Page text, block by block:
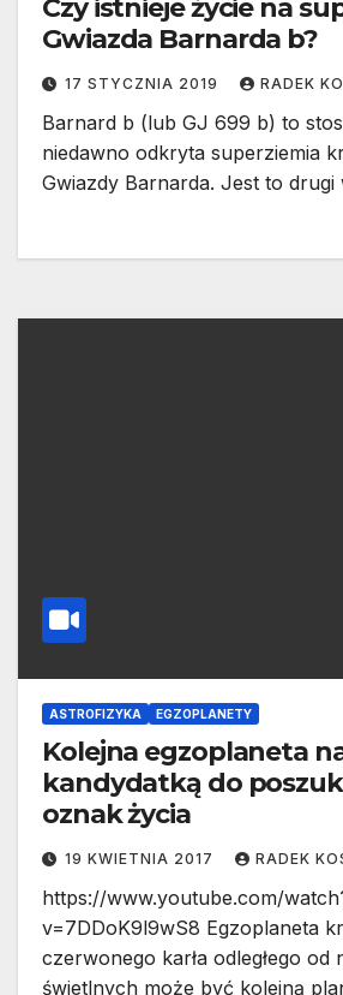
Czy istnieje życie na
Gwiazda Barnarda b?
17 STYCZNIA 2019 RADEK
Barnard b (lub GJ 699 b) to
niedawno odkryta superziemia
Gwiazdy Barnarda. Jest to
ASTROFIZYKA EGZOPLANETY
Kolejna egzoplaneta
kandydatką do
oznak życia
19 KWIETNIA 2017 RADEK
https://www.youtube.com/
v=7DDoK9l9wS8 Egzoplaneta
czerwonego karła odległego od
świetlnych może być kolejną